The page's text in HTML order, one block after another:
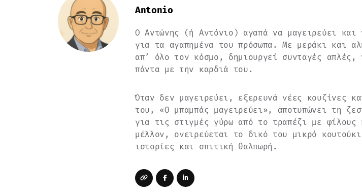
Antonio
Ο Αντώνης (ή Αντόνιο) αγαπά να μαγειρεύει και
για τα αγαπημένα του πρόσωπα. Με μεράκι και
απ’ όλο τον κόσμο, δημιουργεί συνταγές απλές,
πάντα με την καρδιά του.
Όταν δεν μαγειρεύει, εξερευνά νέες κουζίνες
του, «Ο μπαμπάς μαγειρεύει», αποτυπώνει τη
για τις στιγμές γύρω από το τραπέζι με φίλους
μέλλον, ονειρεύεται το δικό του μικρό
ιστορίες και σπιτική θαλπωρή.